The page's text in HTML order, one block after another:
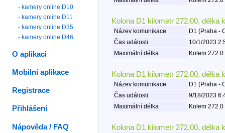
Kolona D1 kilometr 272.00, délka
Název komunikace
D1 (Praha -
Čas události
10/1/2023
Maximální délka
Kolem
Kolona D1 kilometr 272.00, délka
Název komunikace
D1 (Praha -
Čas události
9/18/2023
Maximální délka
Kolem
Kolona D1 kilometr 272.00, délka
- kamery online D10
- kamery online D11
- kamery online D35
- kamery online D46
O aplikaci
Mobilní aplikace
Registrace
Přihlášení
Nápověda / FAQ